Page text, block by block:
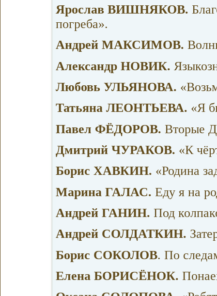
Ярослав ВИШНЯКОВ.
погреба».
Андрей МАКСИМОВ.
Александр НОВИК.
Любовь УЛЬЯНОВА.
Татьяна ЛЕОНТЬЕВА. «Я
Павел ФЁДОРОВ. Вторые
Дмитрий ЧУРАКОВ. «К
Борис ХАВКИН. «Родина
Марина ГАЛАС. Еду я на
Андрей ГАНИН. Под
Андрей СОЛДАТКИН.
Борис СОКОЛОВ. По
Елена БОРИСЁНОК.